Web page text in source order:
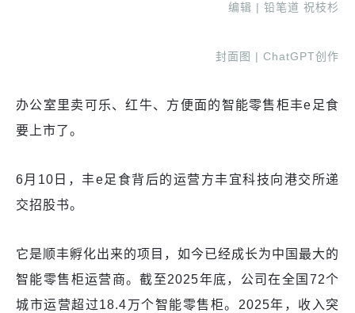
编辑 | 铅笔道 祝枝杉
封面图 | ChatGPT创作
办公室里卖可乐、红牛、方便面的智能零售柜丰e足食
要上市了。
6月10日，丰e足食背后的运营方丰宜科技向港交所递
交招股书。
它是顺丰孵化出来的项目，如今已经成长为中国最大的
智能零售柜运营商。截至2025年底，公司在全国72个
城市运营超过18.4万个智能零售柜。2025年，收入突